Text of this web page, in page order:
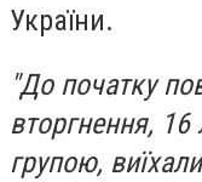
України.
"До початку
вторгнення,
групою,